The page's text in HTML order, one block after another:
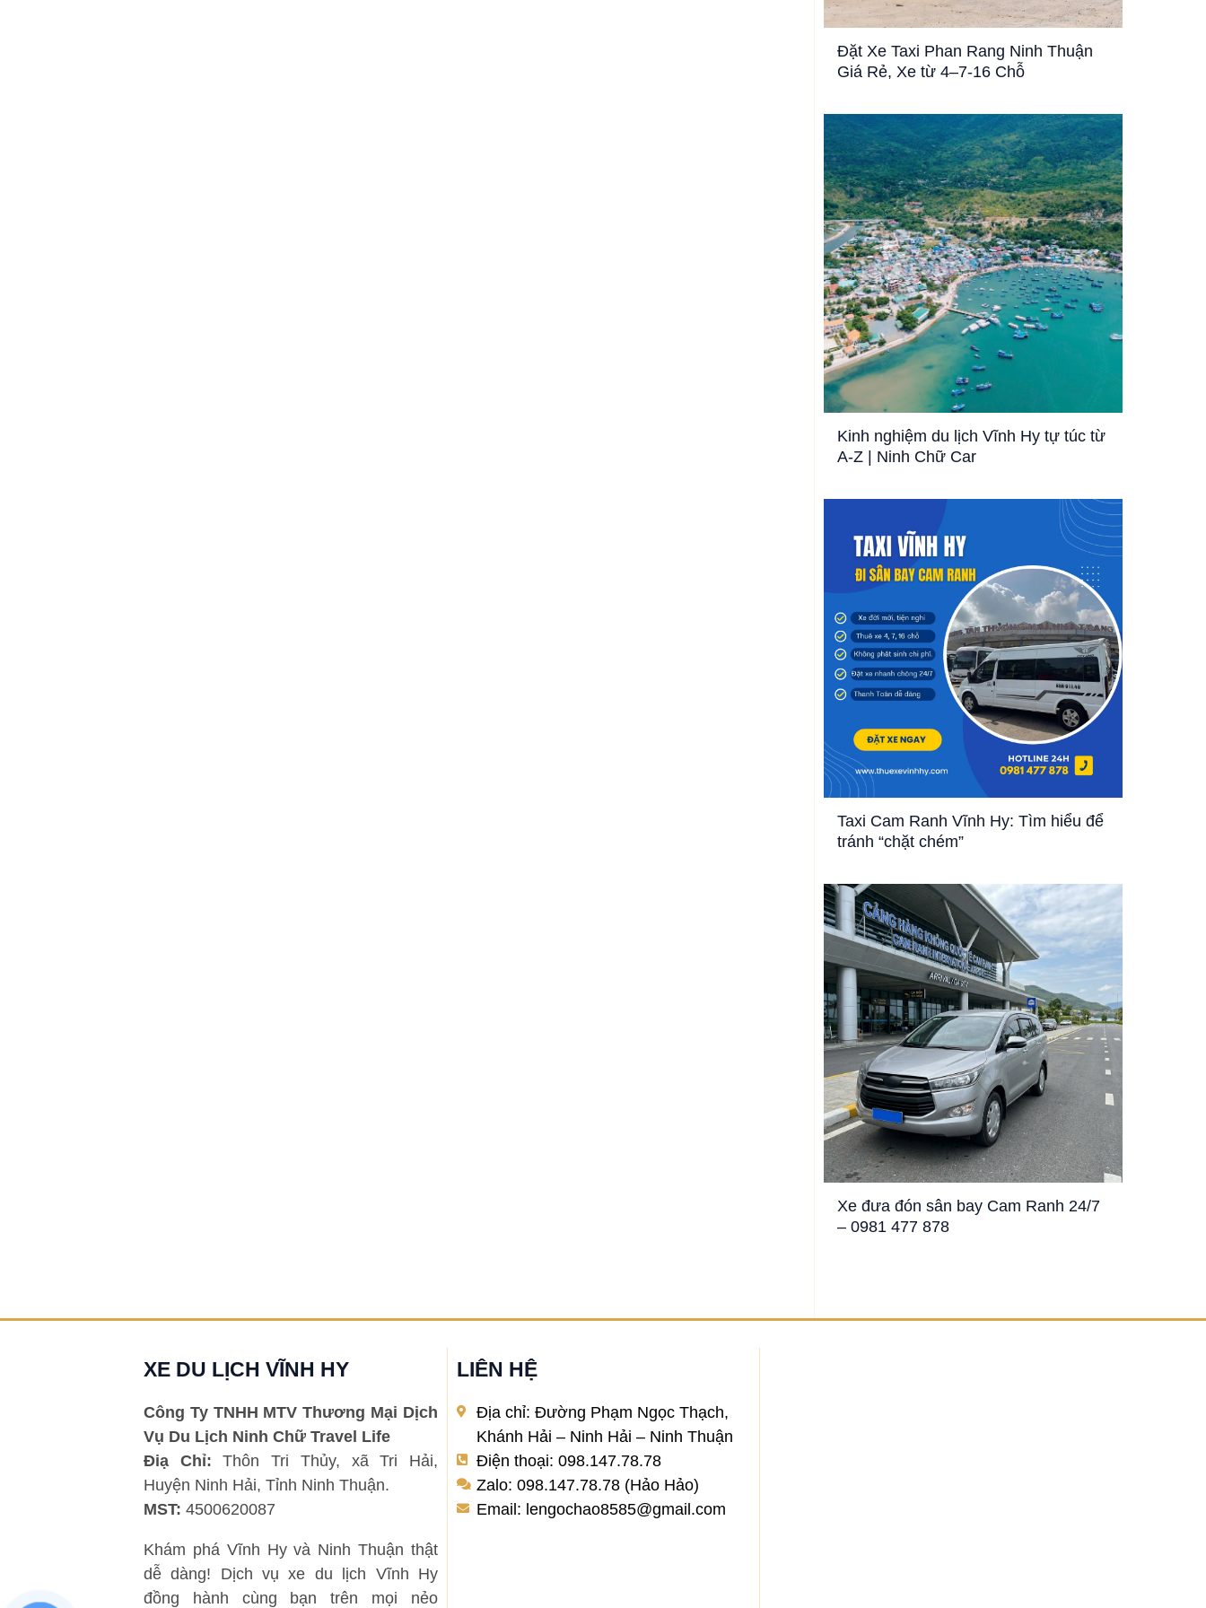
Đặt Xe Taxi Phan Rang Ninh Thuận
Giá Rẻ, Xe từ 4–7-16 Chỗ
Kinh nghiệm du lịch Vĩnh Hy tự túc từ
A-Z | Ninh Chữ Car
Taxi Cam Ranh Vĩnh Hy: Tìm hiểu để
tránh “chặt chém”
Xe đưa đón sân bay Cam Ranh 24/7
– 0981 477 878
XE DU LỊCH VĨNH HY
Công Ty TNHH MTV Thương Mại Dịch
Vụ Du Lịch Ninh Chữ Travel Life
Điạ Chỉ: Thôn Tri Thủy, xã Tri Hải,
Huyện Ninh Hải, Tỉnh Ninh Thuận.
MST: 4500620087
Khám phá Vĩnh Hy và Ninh Thuận thật
dễ dàng! Dịch vụ xe du lịch Vĩnh Hy
đồng hành cùng bạn trên mọi nẻo
LIÊN HỆ
Địa chỉ: Đường Phạm Ngọc Thạch,
Khánh Hải – Ninh Hải – Ninh Thuận
Điện thoại: 098.147.78.78
Zalo: 098.147.78.78 (Hảo Hảo)
Email: lengochao8585@gmail.com